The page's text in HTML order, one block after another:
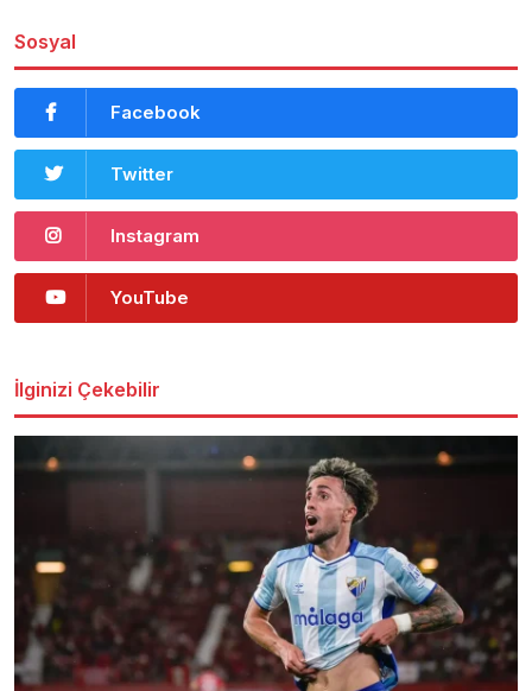
Sosyal
Facebook
Twitter
Instagram
YouTube
İlginizi Çekebilir